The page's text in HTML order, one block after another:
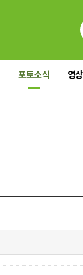
포토소식 영